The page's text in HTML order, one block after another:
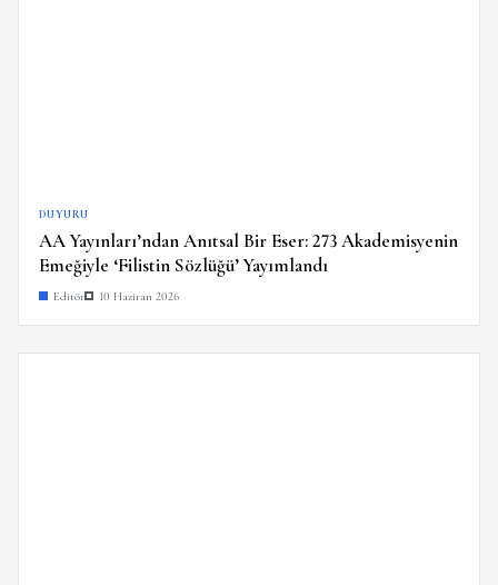
DUYURU
AA Yayınları’ndan Anıtsal Bir Eser: 273 Akademisyenin
Emeğiyle ‘Filistin Sözlüğü’ Yayımlandı
Editör 10 Haziran 2026